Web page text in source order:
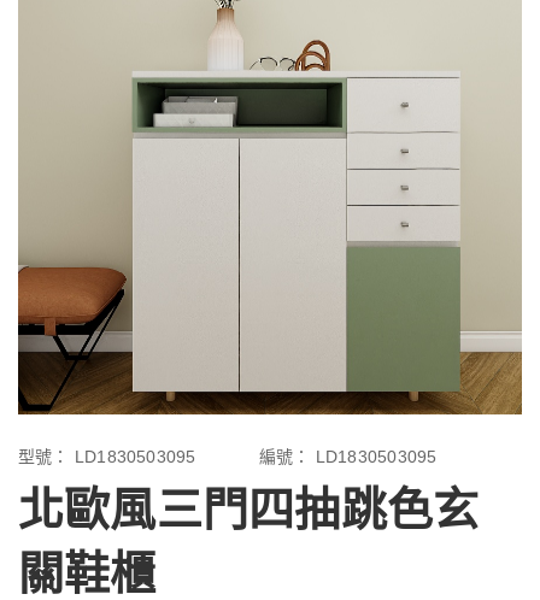
型號： LD1830503095 編號： LD1830503095
北歐風三門四抽跳色玄
關鞋櫃